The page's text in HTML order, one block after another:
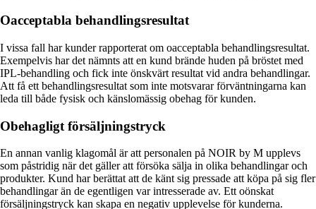
Oacceptabla behandlingsresultat
I vissa fall har kunder rapporterat om oacceptabla behandlingsresultat.
Exempelvis har det nämnts att en kund brände huden på bröstet med
IPL-behandling och fick inte önskvärt resultat vid andra behandlingar.
Att få ett behandlingsresultat som inte motsvarar förväntningarna kan
leda till både fysisk och känslomässig obehag för kunden.
Obehagligt försäljningstryck
En annan vanlig klagomål är att personalen på NOIR by M upplevs
som påstridig när det gäller att försöka sälja in olika behandlingar och
produkter. Kund har berättat att de känt sig pressade att köpa på sig fler
behandlingar än de egentligen var intresserade av. Ett oönskat
försäljningstryck kan skapa en negativ upplevelse för kunderna.